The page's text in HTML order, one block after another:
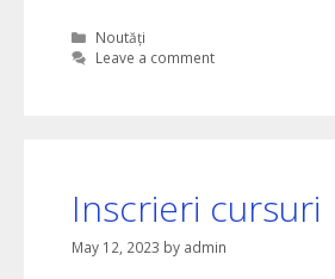
Categories
Noutăți
Leave a comment
Inscrieri cursuri
May 12, 2023 by admin